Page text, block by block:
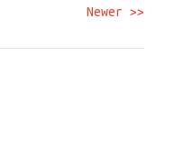
Newer >>